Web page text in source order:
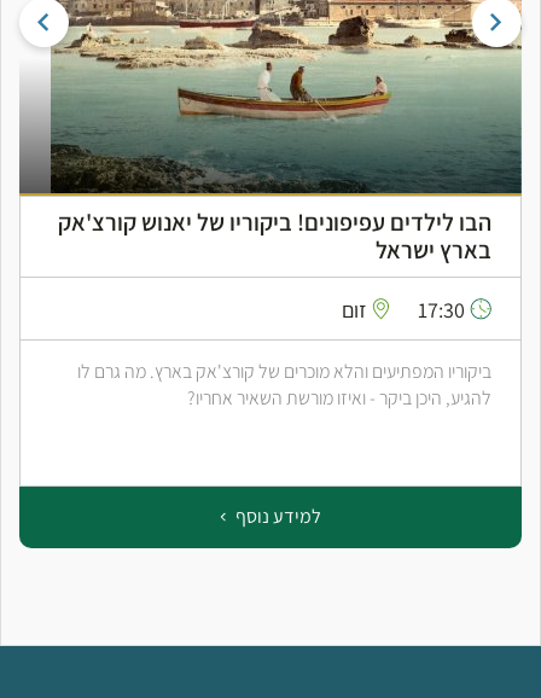
הבו לילדים עפיפונים! ביקוריו של יאנוש קורצ'אק
בארץ ישראל
זום
ביקוריו המפתיעים והלא מוכרים של קורצ'אק בארץ. מה גרם לו
להגיע, היכן ביקר - ואיזו מורשת השאיר אחריו?
למידע נוסף